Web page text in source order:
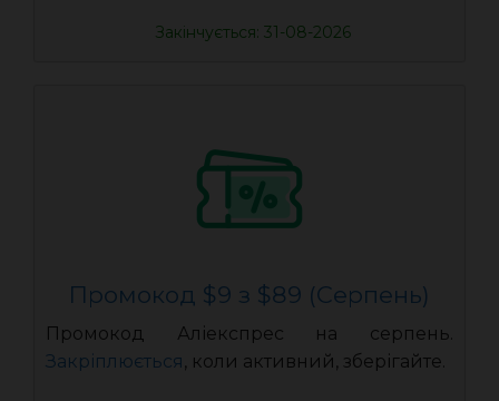
Закінчується: 31-08-2026
Промокод $9 з $89 (Серпень)
Промокод Аліекспрес на серпень.
Закріплюється, коли активний, зберігайте.